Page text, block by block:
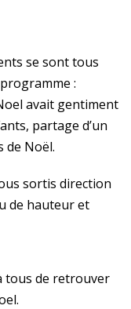
se sont tous
:
avait gentiment
partage d’un
de Noël.
sortis direction
de hauteur et
tous de retrouver